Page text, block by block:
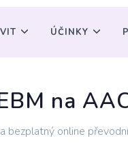
ÚČINKY
na
bezplatný online